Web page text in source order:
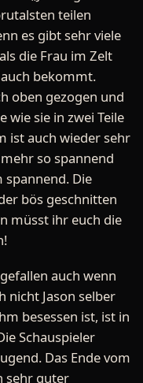
teilen
es gibt sehr viele
die Frau im Zelt
bekommt.
oben gezogen und
wie sie in zwei Teile
ist auch wieder sehr
so spannend
Die
bös geschnitten
müsst ihr euch die
auch wenn
nicht Jason selber
besessen ist, ist in
Schauspieler
Das Ende vom
sehr guter